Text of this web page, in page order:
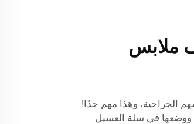
ملابس
الجراحية، وهذا مهم جدًا!
ووضعها في سلة الغسيل